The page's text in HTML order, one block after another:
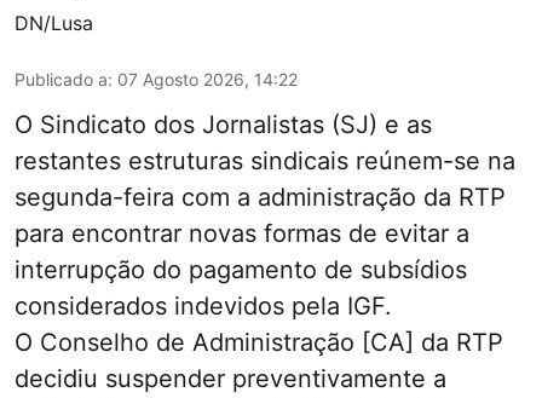
DN/Lusa
Publicado a: 07 Agosto 2026, 14:22
O Sindicato dos Jornalistas (SJ) e as
restantes estruturas sindicais reúnem-se na
segunda-feira com a administração da RTP
para encontrar novas formas de evitar a
interrupção do pagamento de subsídios
considerados indevidos pela IGF.
O Conselho de Administração [CA] da RTP
decidiu suspender preventivamente a